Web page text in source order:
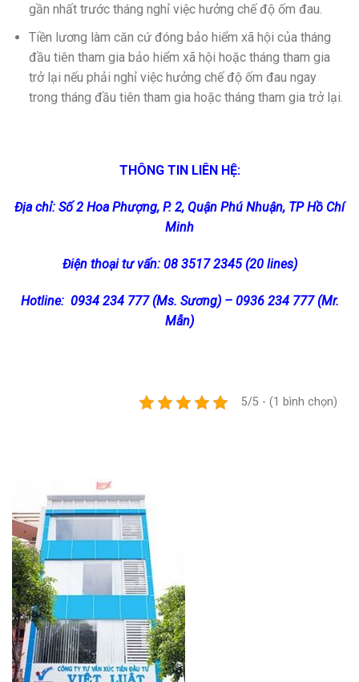
gần nhất trước tháng nghỉ việc hưởng chế độ ốm đau.
Tiền lương làm căn cứ đóng bảo hiểm xã hội của tháng
đầu tiên tham gia bảo hiểm xã hội hoặc tháng tham gia
trở lại nếu phải nghỉ việc hưởng chế độ ốm đau ngay
trong tháng đầu tiên tham gia hoặc tháng tham gia trở lại.
THÔNG TIN LIÊN HỆ:
Địa chỉ: Số 2 Hoa Phượng, P. 2, Quận Phú Nhuận, TP Hồ Chí
Minh
Điện thoại tư vấn: 08 3517 2345 (20 lines)
Hotline: 0934 234 777 (Ms. Sương) – 0936 234 777 (Mr.
Mẫn)
5/5 - (1 bình chọn)